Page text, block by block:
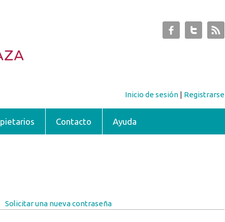
Inicio de sesión | Registrarse
Contacto Ayuda
activa)
Solicitar una nueva contraseña